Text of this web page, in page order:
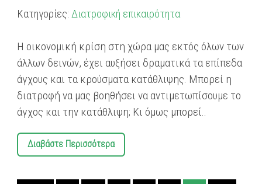
Κατηγορίες:Διατροφική επικαιρότητα
Η οικονομική κρίση στη χώρα μας εκτός όλων των
άλλων δεινών, έχει αυξήσει δραματικά τα επίπεδα
άγχους και τα κρούσματα κατάθλιψης. Μπορεί η
διατροφή να μας βοηθήσει να αντιμετωπίσουμε το
άγχος και την κατάθλιψη; Κι όμως μπορεί..
Διαβάστε Περισσότερα